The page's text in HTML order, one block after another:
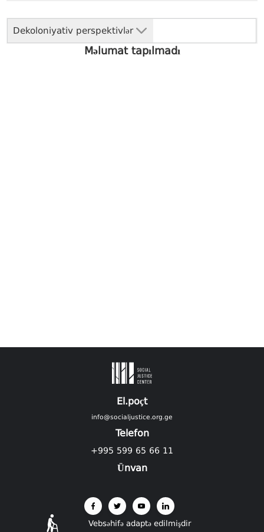
Dekoloniyativ perspektivlər
Məlumat tapılmadı
El.poçt
info@socialjustice.org.ge
Telefon
+995 599 65 66 11
Ünvan
Vebsəhifə adaptə edilmişdir